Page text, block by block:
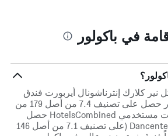
في باكولور
نير كلارك إنترناشونال أيربورت فندق
شهير للغاية في باكولور حصل على تصنيف 7.4 من أصل 179 من
التقييمات.وفقاً لتعليقات مستخدمي HotelsCombined حصل
Dancenter Boss Hotel Angeles (على تصنيف 7.1 من أصل 146